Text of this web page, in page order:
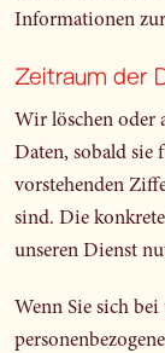
Informationen
Zeitraum der
Wir löschen oder
Daten, sobald sie
vorstehenden
sind. Die
unseren Dienst
Wenn Sie sich